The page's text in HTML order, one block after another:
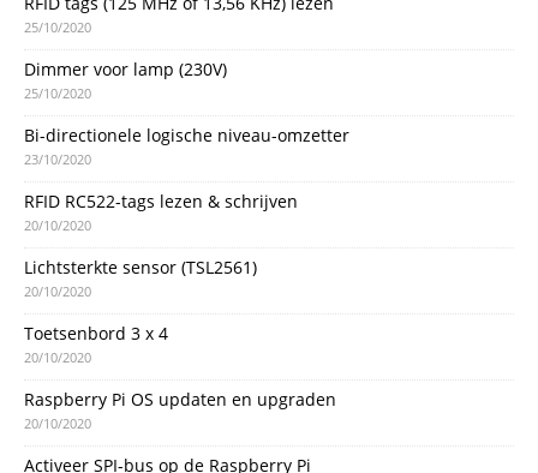
25/10/2020
Dimmer voor lamp (230V)
25/10/2020
Bi-directionele logische niveau-omzetter
23/10/2020
RFID RC522-tags lezen & schrijven
20/10/2020
Lichtsterkte sensor (TSL2561)
20/10/2020
Toetsenbord 3 x 4
20/10/2020
Raspberry Pi OS updaten en upgraden
20/10/2020
Activeer SPI-bus op de Raspberry Pi